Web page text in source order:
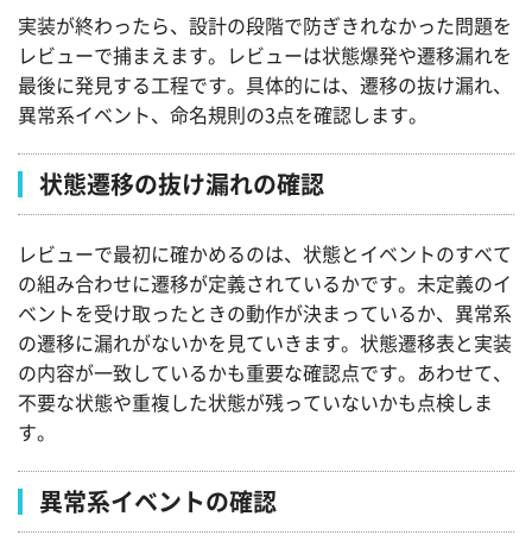
実装が終わったら、設計の段階で防ぎきれなかった問題を
レビューで捕まえます。レビューは状態爆発や遷移漏れを
最後に発見する工程です。具体的には、遷移の抜け漏れ、
異常系イベント、命名規則の3点を確認します。
状態遷移の抜け漏れの確認
レビューで最初に確かめるのは、状態とイベントのすべて
の組み合わせに遷移が定義されているかです。未定義のイ
ベントを受け取ったときの動作が決まっているか、異常系
の遷移に漏れがないかを見ていきます。状態遷移表と実装
の内容が一致しているかも重要な確認点です。あわせて、
不要な状態や重複した状態が残っていないかも点検しま
す。
異常系イベントの確認